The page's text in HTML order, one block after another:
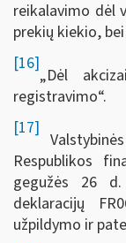
reikalavimo dėl
prekių kiekio,
[16]
„Dėl
registravimo“.
[17]
Respublikos
gegužės 26
deklaracijų
užpildymo ir